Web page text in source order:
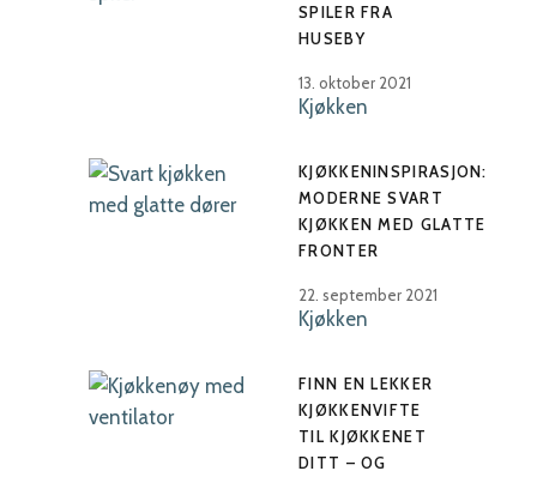
SPILER FRA
HUSEBY
13. oktober 2021
Kjøkken
KJØKKENINSPIRASJON:
MODERNE SVART
KJØKKEN MED GLATTE
FRONTER
22. september 2021
Kjøkken
FINN EN LEKKER
KJØKKENVIFTE
TIL KJØKKENET
DITT – OG